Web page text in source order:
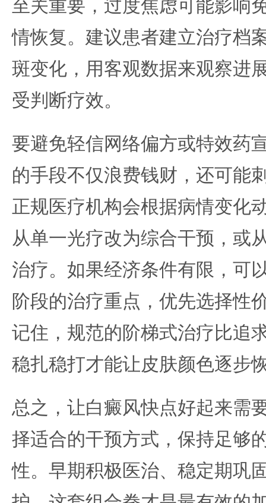
至关重要，过度焦虑可能影响
情恢复。建议患者建立治疗档
斑变化，用客观数据来观察进
受判断疗效。
要避免轻信网络偏方或特效药
的手段不仅浪费钱财，还可能
正规医疗机构会根据病情变化
从单一光疗改为综合干预，或
治疗。如果经济条件有限，可
阶段的治疗重点，优先选择性
记住，规范的阶梯式治疗比追
稳扎稳打才能让皮肤颜色逐步
总之，让白癜风快点好起来需
择适合的干预方式，保持足够
性。早期积极医治、稳定期巩